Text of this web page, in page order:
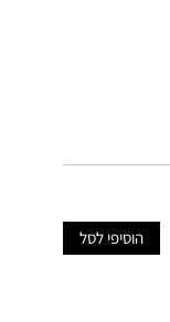
הוסיפי לסל